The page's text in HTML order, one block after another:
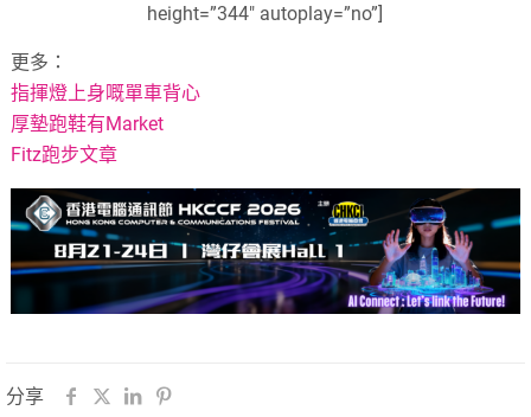
height=”344″ autoplay=”no”]
更多：
指揮燈上身嘅單車背心
厚墊跑鞋有Market
Fitz跑步文章
分享